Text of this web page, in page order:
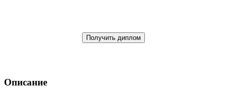
Получить диплом
Описание